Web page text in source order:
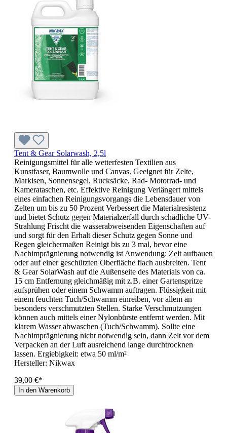
Tent & Gear Solarwash, 2,5l
Reinigungsmittel für alle wetterfesten Textilien aus
Kunstfaser, Baumwolle und Canvas. Geeignet für Zelte,
Markisen, Sonnensegel, Rucksäcke, Rad- Motorrad- und
Kamerataschen, etc. Effektive Reinigung Verlängert mittels
eines einfachen Reinigungsvorgangs die Lebensdauer von
Zelten um bis zu 50 Prozent Verbessert die Materialresistenz
und bietet Schutz gegen Materialzerfall durch schädliche UV-
Strahlung Frischt die wasserabweisenden Eigenschaften auf
und sorgt für den Erhalt dieser Schutz gegen Sonne und
Regen gleichermaßen Reinigt bis zu 3 mal, bevor eine
Nachimprägnierung notwendig ist Anwendung: Zelt aufbauen
oder auf einer geschützten Oberfläche flach ausbreiten. Tent
& Gear SolarWash auf die Außenseite des Materials von ca.
15 cm Entfernung gleichmäßig mit z.B. einer Gartenspritze
aufsprühen oder einem Schwamm auftragen. Flüssigkeit mit
einem feuchten Tuch/Schwamm einreiben, vor allem an
besonders verschmutzten Stellen. Starke Verschmutzungen
können auch mittels einer Nylonbürste entfernt werden. Mit
klarem Wasser abwaschen (Tuch/Schwamm). Sollte eine
Nachimprägnierung nicht notwendig sein, dann Zelt vor dem
Verpacken an der Luft ausreichend lange durchtrocknen
lassen. Ergiebigkeit: etwa 50 ml/m²
Hersteller: Nikwax
39,00 €*
In den Warenkorb